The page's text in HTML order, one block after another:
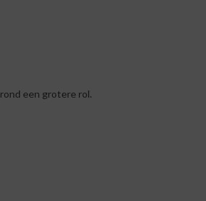
een grotere rol.